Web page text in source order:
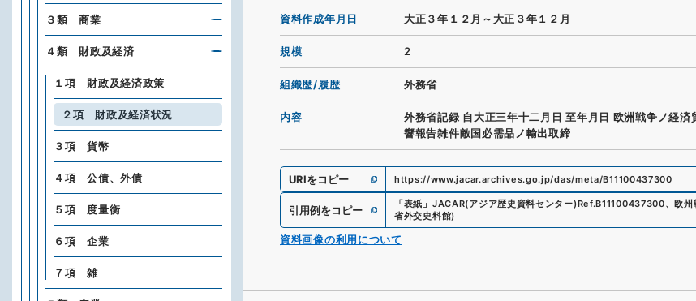
資料作成年月日 大正３年１２月～大正３年１２月
規模 2
組織歴/履歴 外務省
内容
外務省記録 自大正三年十二月日 至年月日 欧洲戦争ノ経済
響報告雑件敵国必需品ノ輸出取締
URIをコピー https://www.jacar.archives.go.jp/das/meta/B11100437300
引用例をコピー 「表紙 」 JACAR(アジア歴史資料センター)Ref.B11100437300、欧州
省外交史料館)
資料画像の利用について
３類 商業
４類 財政及経済
１項 財政及経済政策
２項 財政及経済状況
３項 貨幣
４項 公債、外債
５項 度量衡
６項 企業
７項 雑